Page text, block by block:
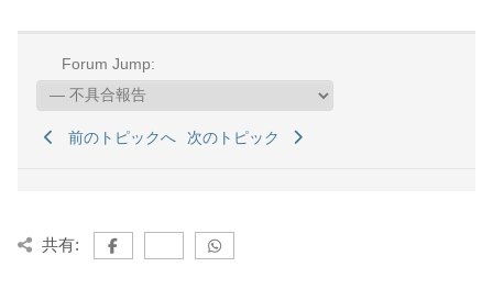
Forum Jump:
前のトピックへ 次のトピック
共有: